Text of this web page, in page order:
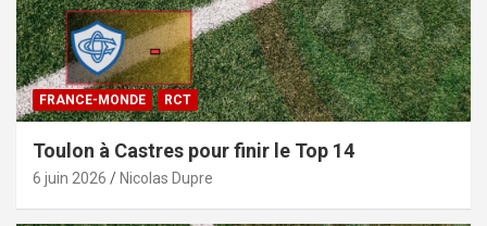
FRANCE-MONDE RCT
Toulon à Castres pour finir le Top 14
6 juin 2026 Nicolas Dupre